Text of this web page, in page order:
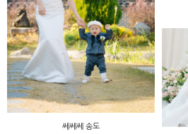
쎄쎄쎄 송도